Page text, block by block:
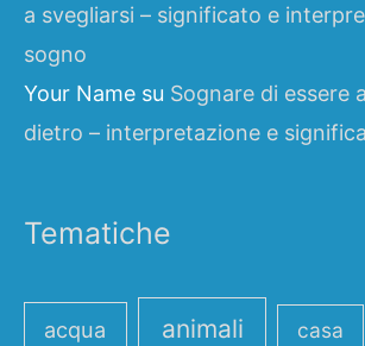
a svegliarsi – significato e
sogno
Your Name su Sognare di essere
dietro – interpretazione e
Tematiche
acqua animali casa